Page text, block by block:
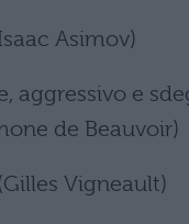
Asimov)
aggressivo e
de Beauvoir)
Vigneault)